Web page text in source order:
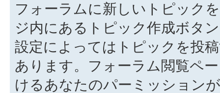
フォーラムに新しいトピック
ジ内にあるトピック作成ボタ
設定によってはトピックを投
あります。フォーラム閲覧ペ
けるあなたのパーミッション